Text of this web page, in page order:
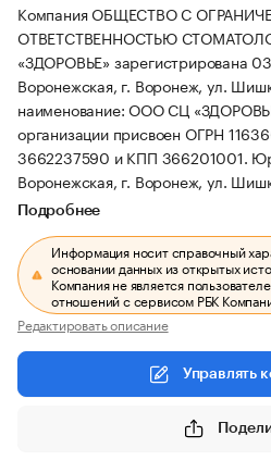
Компания ОБЩЕСТВО С
ОТВЕТСТВЕННОСТЬЮ
«ЗДОРОВЬЕ» зарегистрирована
Воронежская, г. Воронеж, ул.
наименование: ООО СЦ
организации присвоен ОГРН
3662237590 и КПП 366201001.
Воронежская, г. Воронеж, ул.
Подробнее
Информация носит справочный
основании данных из открытых
Компания не является
отношений с сервисом РБК
Редактировать описание
Управлять